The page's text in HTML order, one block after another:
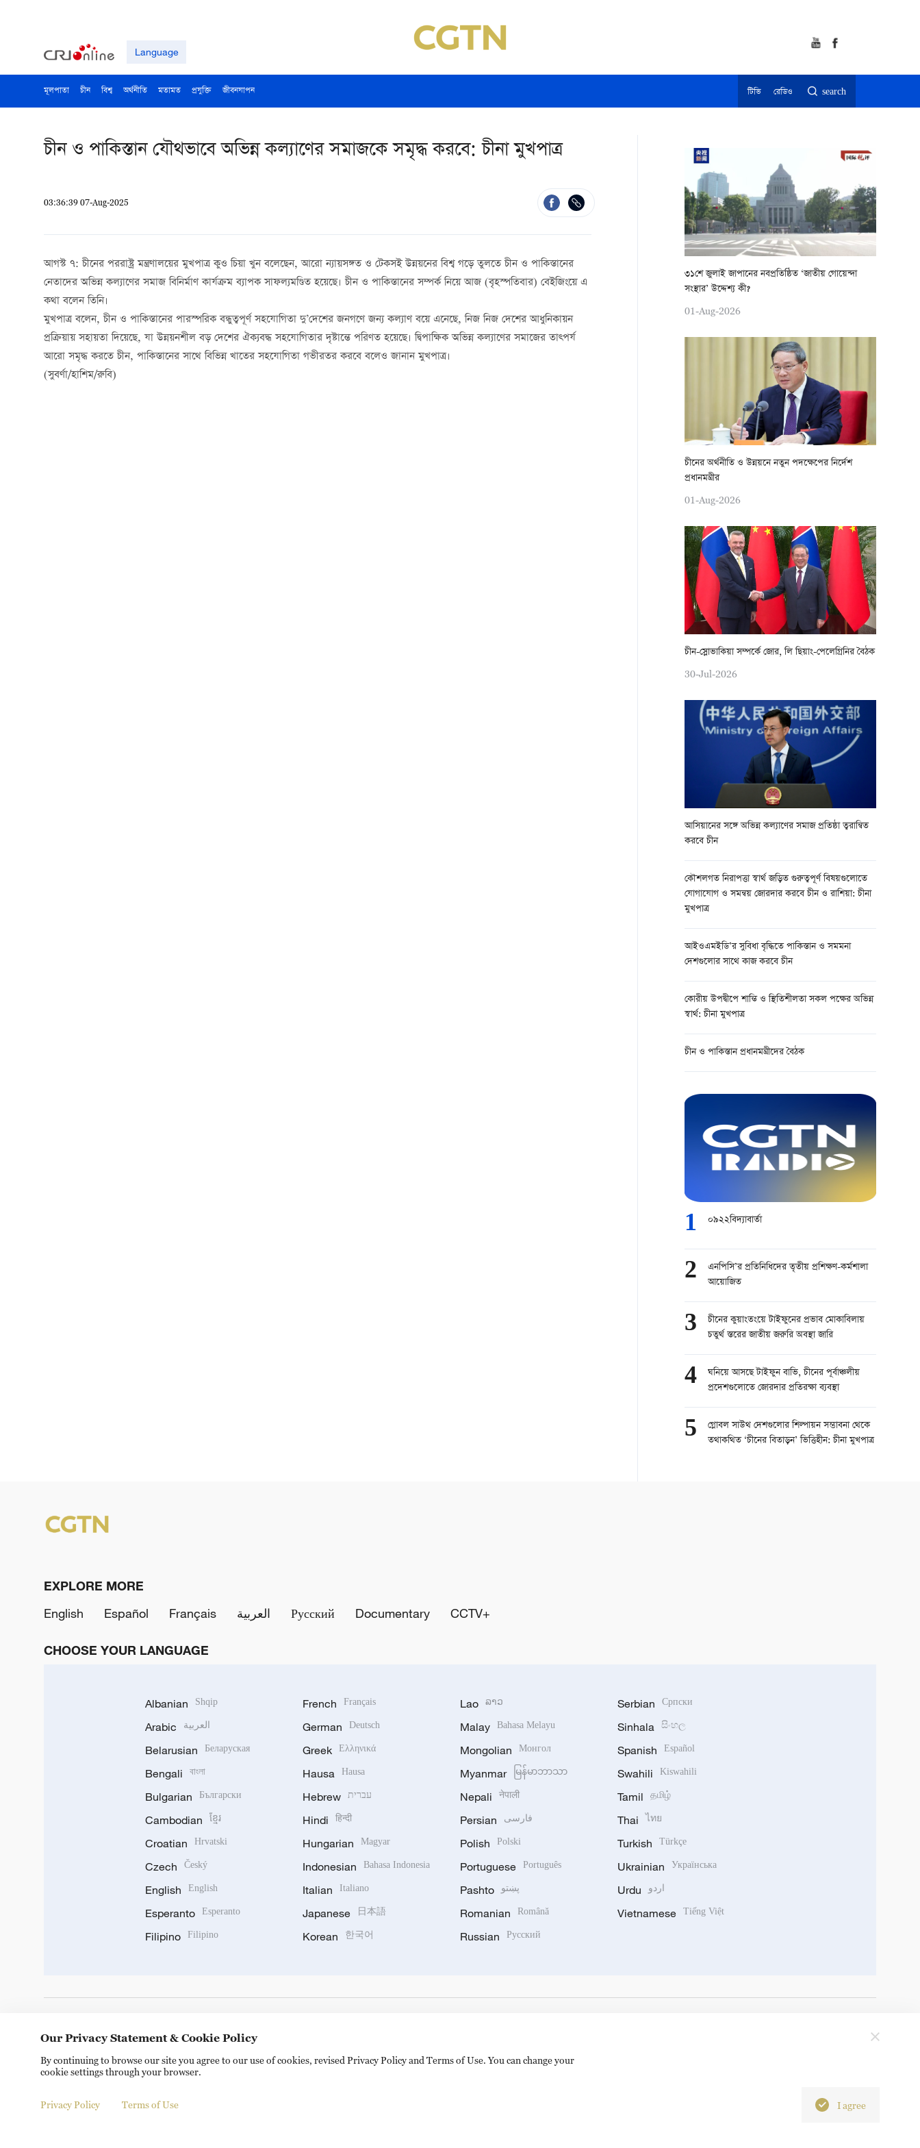
Language
মূলপাতা চীন বিশ্ব অর্থনীতি মতামত প্রযুক্তি জীবনযাপন টিভি রেডিও search
চীন ও পাকিস্তান যৌথভাবে অভিন্ন কল্যাণের সমাজকে সমৃদ্ধ করবে: চীনা মুখপাত্র
03:36:39 07-Aug-2025
আগস্ট ৭: চীনের পররাষ্ট্র মন্ত্রণালয়ের মুখপাত্র কুও চিয়া খুন বলেছেন, আরো ন্যায়সঙ্গত ও টেকসই উন্নয়নের বিশ্ব গড়ে তুলতে চীন ও পাকিস্তানের
নেতাদের অভিন্ন কল্যাণের সমাজ বিনির্মাণ কার্যক্রম ব্যাপক সাফল্যমণ্ডিত হয়েছে। চীন ও পাকিস্তানের সম্পর্ক নিয়ে আজ (বৃহস্পতিবার) বেইজিংয়ে এ
কথা বলেন তিনি।
মুখপাত্র বলেন, চীন ও পাকিস্তানের পারস্পরিক বন্ধুত্বপূর্ণ সহযোগিতা দু’দেশের জনগণে জন্য কল্যাণ বয়ে এনেছে, নিজ নিজ দেশের আধুনিকায়ন
প্রক্রিয়ায় সহায়তা দিয়েছে, যা উন্নয়নশীল বড় দেশের ঐক্যবদ্ধ সহযোগিতার দৃষ্টান্তে পরিণত হয়েছে। দ্বিপাক্ষিক অভিন্ন কল্যাণের সমাজের তাত্পর্য
আরো সমৃদ্ধ করতে চীন, পাকিস্তানের সাথে বিভিন্ন খাতের সহযোগিতা গভীরতর করবে বলেও জানান মুখপাত্র।
(সুবর্ণা/হাশিম/রুবি)
৩১শে জুলাই জাপানের নবপ্রতিষ্ঠিত ‘জাতীয় গোয়েন্দা
সংস্থার’ উদ্দেশ্য কী?
01-Aug-2026
চীনের অর্থনীতি ও উন্নয়নে নতুন পদক্ষেপের নির্দেশ
প্রধানমন্ত্রীর
01-Aug-2026
চীন-স্লোভাকিয়া সম্পর্কে জোর, লি ছিয়াং-পেলেগ্রিনির বৈঠক
30-Jul-2026
আসিয়ানের সঙ্গে অভিন্ন কল্যাণের সমাজ প্রতিষ্ঠা ত্বরান্বিত
করবে চীন
কৌশলগত নিরাপত্তা স্বার্থ জড়িত গুরুত্বপূর্ণ বিষয়গুলোতে
যোগাযোগ ও সমন্বয় জোরদার করবে চীন ও রাশিয়া: চীনা
মুখপাত্র
আইওএমইডি’র সুবিধা বৃদ্ধিতে পাকিস্তান ও সমমনা
দেশগুলোর সাথে কাজ করবে চীন
কোরীয় উপদ্বীপে শান্তি ও স্থিতিশীলতা সকল পক্ষের অভিন্ন
স্বার্থ: চীনা মুখপাত্র
চীন ও পাকিস্তান প্রধানমন্ত্রীদের বৈঠক
1 ০৯২২বিদ্যাবার্তা
2
এনপিসি’র প্রতিনিধিদের তৃতীয় প্রশিক্ষণ-কর্মশালা
আয়োজিত
3
চীনের কুয়াংতংয়ে টাইফুনের প্রভাব মোকাবিলায়
চতুর্থ স্তরের জাতীয় জরুরি অবস্থা জারি
4
ঘনিয়ে আসছে টাইফুন বাভি, চীনের পূর্বাঞ্চলীয়
প্রদেশগুলোতে জোরদার প্রতিরক্ষা ব্যবস্থা
5
গ্লোবল সাউথ দেশগুলোর শিল্পায়ন সম্ভাবনা থেকে
তথাকথিত ‘চীনের বিতাড়ন’ ভিত্তিহীন: চীনা মুখপাত্র
EXPLORE MORE
English
Español Français العربية Русский Documentary CCTV+
CHOOSE YOUR LANGUAGE
Albanian Shqip
Arabic العربية
Belarusian Беларуская
Bengali বাংলা
Bulgarian Български
Cambodian ខ្មែរ
Croatian Hrvatski
Czech Český
English English
Esperanto Esperanto
Filipino Filipino
French Français
German Deutsch
Greek Ελληνικά
Hausa Hausa
Hebrew עברית
Hindi हिन्दी
Hungarian Magyar
Indonesian Bahasa Indonesia
Italian Italiano
Japanese 日本語
Korean 한국어
Lao ລາວ
Malay Bahasa Melayu
Mongolian Монгол
Myanmar မြန်မာဘာသာ
Nepali नेपाली
Persian فارسی
Polish Polski
Portuguese Português
Pashto پښتو
Romanian Română
Russian Русский
Serbian Српски
Sinhala සිංහල
Spanish Español
Swahili Kiswahili
Tamil தமிழ்
Thai ไทย
Turkish Türkçe
Ukrainian Українська
Urdu اردو
Vietnamese Tiếng Việt
© China Radio International.CRI. All Rights Reserved. 16A Shijingshan Road, Beijing, China. 100040
Our Privacy Statement & Cookie Policy
By continuing to browse our site you agree to our use of cookies, revised Privacy Policy and Terms of Use. You can change your
cookie settings through your browser.
Privacy Policy Terms of Use I agree